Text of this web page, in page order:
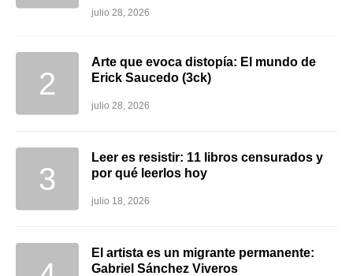
julio 28, 2026
Arte que evoca distopía: El mundo de
Erick Saucedo (3ck)
julio 28, 2026
Leer es resistir: 11 libros censurados y
por qué leerlos hoy
julio 18, 2026
El artista es un migrante permanente:
Gabriel Sánchez Viveros